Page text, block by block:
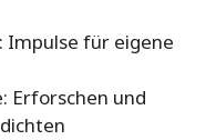
Impulse für eigene
Erforschen und